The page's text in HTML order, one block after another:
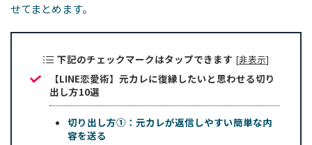
せてまとめます。
下記のチェックマークはタップできます [非表示]
【LINE恋愛術】元カレに復縁したいと思わせる切り
出し方10選
切り出し方①：元カレが返信しやすい簡単な内
容を送る